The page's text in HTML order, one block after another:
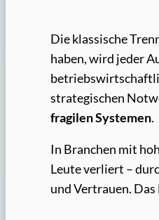
Die klassische
haben, wird jeder
strategischen
fragilen Systemen.
In Branchen mit
Leute verliert –
und Vertrauen.